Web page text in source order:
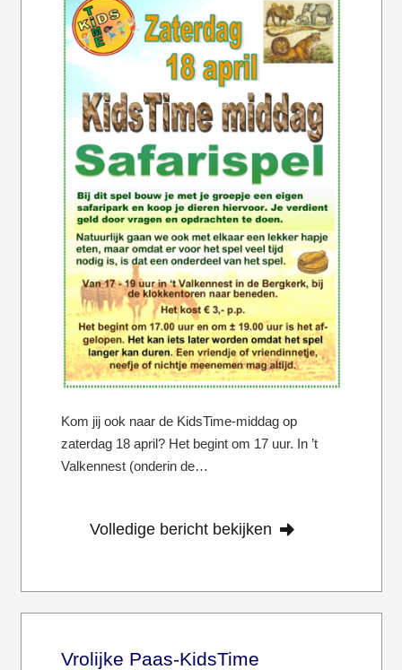
Kom jij ook naar de KidsTime-middag op
zaterdag 18 april? Het begint om 17 uur. In ’t
Valkennest (onderin de…
Volledige bericht bekijken
Vrolijke Paas-KidsTime